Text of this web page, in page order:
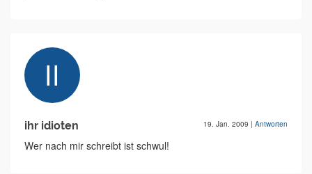
ihr idioten 19. Jan. 2009 | Antworten
Wer nach mir schreibt ist schwul!